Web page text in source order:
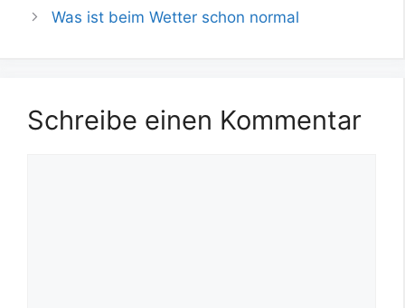
Was ist beim Wetter schon normal
Schreibe einen Kommentar